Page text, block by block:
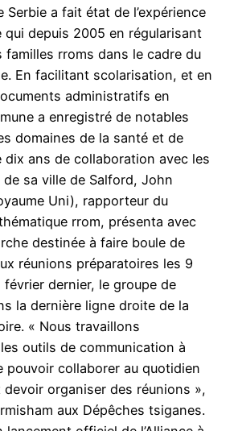
Serbie a fait état de l’expérience
qui depuis 2005 en régularisant
familles rroms dans le cadre du
En facilitant scolarisation, et en
administratifs en
a enregistré de notables
domaines de la santé et de
dix ans de collaboration avec les
sa ville de Salford, John
Uni), rapporteur du
rrom, présenta avec
destinée à faire boule de
réunions préparatoires les 9
dernier, le groupe de
la dernière ligne droite de la
« Nous travaillons
outils de communication à
pouvoir collaborer au quotidien
organiser des réunions »,
aux Dépêches tsiganes.